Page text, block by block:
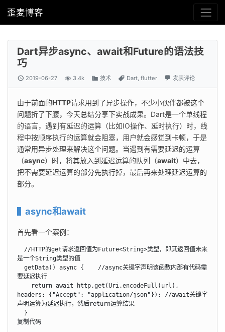
歪麦博客
Dart异步async、await和Future的语法技
巧
2019-06-27 3.4k 技术 Dart, flutter 发表评论
由于前面的HTTP请求用到了异步操作，不少小伙伴都被这个
问题折了下腰，今天总结分享下实战成果。Dart是一个单线程
的语言，遇到有延迟的运算（比如IO操作、延时执行）时，线
程中按顺序执行的运算就会阻塞，用户就会感觉到卡顿，于是
通常用异步处理来解决这个问题。当遇到有需要延迟的运算
（async）时，将其放入到延迟运算的队列（await）中去，
把不需要延迟运算的部分先执行掉，最后再来处理延迟运算的
部分。
async和await
首先看一个案例：
是一个String类型的值
要延迟执行
headers: {"Accept": "application/json"}); //await关键字
声明运算为延迟执行，然后return运算结果
复制代码